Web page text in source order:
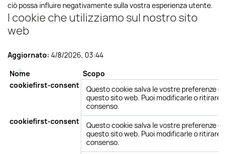
ciò possa influire negativamente sulla vostra esperienza utente.
I cookie che utilizziamo sul nostro sito
web
Aggiornato: 4/8/2026, 03:44
Nome
Scopo
cookiefirst-consent
Questo cookie salva le vostre preferenze di
questo sito web. Puoi modificarle o ritirare
consenso.
cookiefirst-consent
Questo cookie salva le vostre preferenze di
questo sito web. Puoi modificarle o ritirare
consenso.